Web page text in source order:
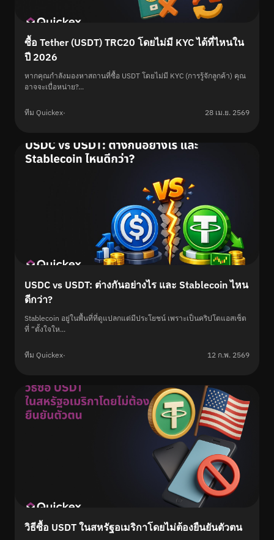
ซื้อ Tether (USDT) TRC20 โดยไม่มี KYC ได้ที่ไหนใน
ปี 2026
หากคุณกำลังมองหาสถานที่ซื้อ USDT โดยไม่มี KYC (การรู้จักลูกค้า) คุณ
อาจจะเบื่อหน่าย?...
ทีม Quickex· 28 เม.ย. 2569
USDC vs USDT: ต่างกันอย่างไร และ Stablecoin ไหน
ดีกว่า?
Stablecoin อยู่ในพื้นที่ที่ดูแปลกแต่มีประโยชน์ เพราะเป็นคริปโตแอสเซ็ต
ที่ “ตั้งใจให...
ทีม Quickex· 12 ก.พ. 2569
วิธีซื้อ USDT ในสหรัฐอเมริกาโดยไม่ต้องยืนยันตัวตน